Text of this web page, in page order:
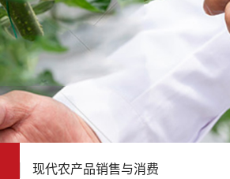
现代农产品销售与消费